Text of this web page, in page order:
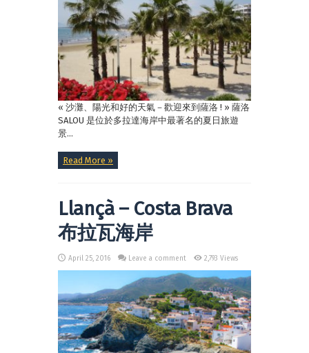
« 沙灘、陽光和好的天氣－歡迎來到薩洛 ! » 薩洛
SALOU 是位於多拉達海岸中最著名的夏日旅遊
景...
Read More »
Llançà – Costa Brava
布拉瓦海岸
April 25, 2016 Leave a comment 2,793 Views